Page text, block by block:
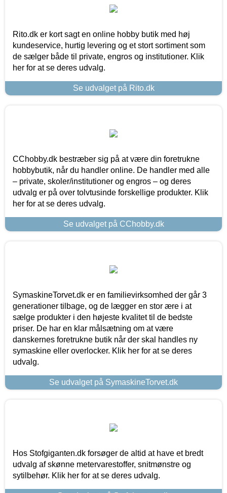
Rito.dk er kort sagt en online hobby butik med høj
kundeservice, hurtig levering og et stort sortiment som
de sælger både til private, engros og institutioner. Klik
her for at se deres udvalg.
Se udvalget på Rito.dk
CChobby.dk bestræber sig på at være din foretrukne
hobbybutik, når du handler online. De handler med alle
– private, skoler/institutioner og engros – og deres
udvalg er på over tolvtusinde forskellige produkter. Klik
her for at se deres udvalg.
Se udvalget på CChobby.dk
SymaskineTorvet.dk er en familievirksomhed der går 3
generationer tilbage, og de lægger en stor ære i at
sælge produkter i den højeste kvalitet til de bedste
priser. De har en klar målsætning om at være
danskernes foretrukne butik når der skal handles ny
symaskine eller overlocker. Klik her for at se deres
udvalg.
Se udvalget på SymaskineTorvet.dk
Hos Stofgiganten.dk forsøger de altid at have et bredt
udvalg af skønne metervarestoffer, snitmønstre og
sytilbehør. Klik her for at se deres udvalg.